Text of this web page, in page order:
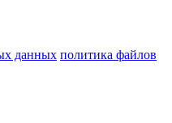
данных политика файлов